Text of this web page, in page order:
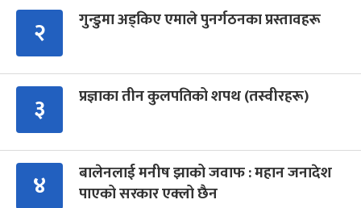
२ गुन्डुमा अड्किए एमाले पुनर्गठनका प्रस्तावहरू
३ प्रज्ञाका तीन कुलपतिको शपथ (तस्वीरहरू)
४
बालेनलाई मनीष झाको जवाफ : महान जनादेश
पाएको सरकार एक्लो छैन